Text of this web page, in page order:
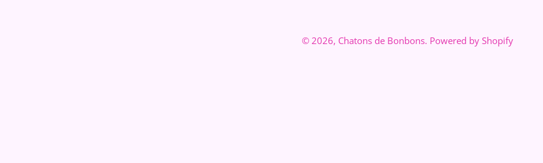
© 2026, Chatons de Bonbons. Powered by Shopify